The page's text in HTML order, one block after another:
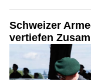
Schweizer
vertiefen